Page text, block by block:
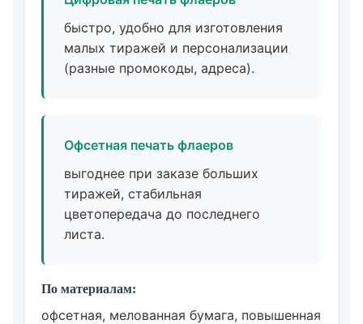
быстро, удобно для изготовления
малых тиражей и персонализации
(разные промокоды, адреса).
Офсетная печать флаеров
выгоднее при заказе больших
тиражей, стабильная
цветопередача до последнего
листа.
По материалам:
офсетная, мелованная бумага, повышенная